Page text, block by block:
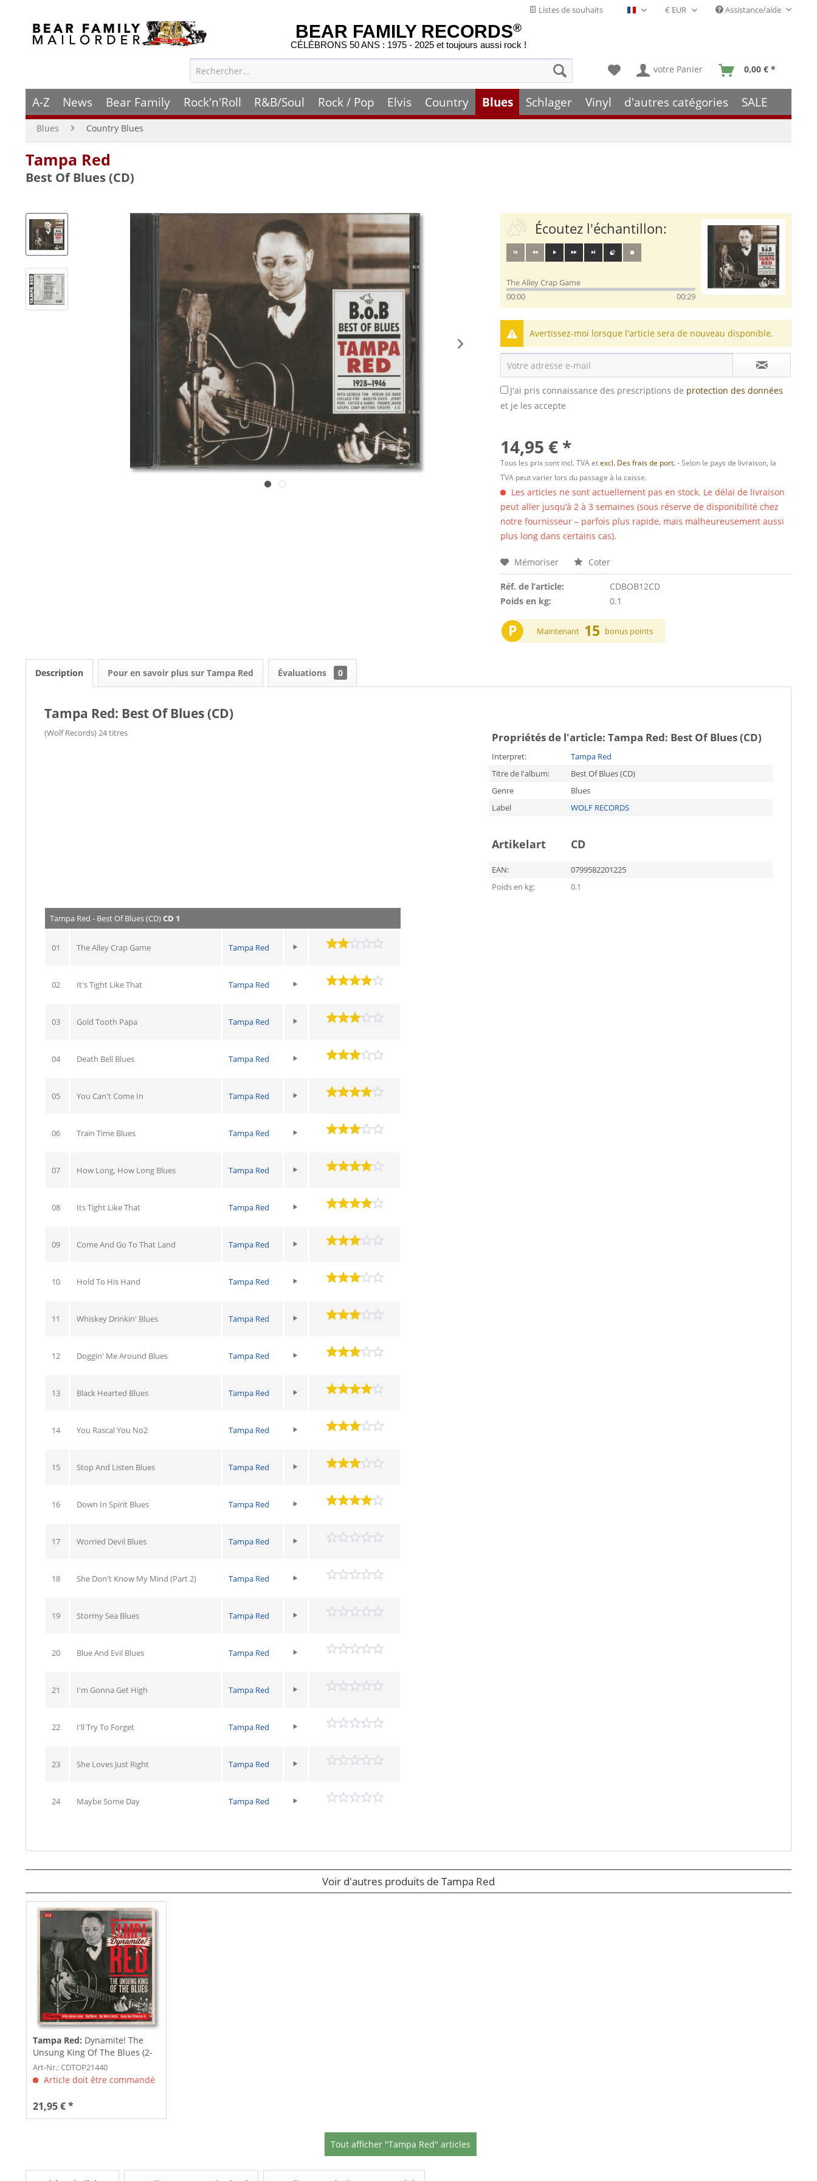
Listes de souhaits Français- FR Assistance/aide
BEAR FAMILY RECORDS®
CÉLÉBRONS 50 ANS : 1975 - 2025 et toujours aussi rock !
votre Panier 0,00 € *
A-Z News Bear Family Rock'n'Roll R&B/Soul Rock / Pop Elvis Country Blues Schlager Vinyl d'autres catégories SALE
Blues Country Blues
Tampa Red
Best Of Blues (CD)
Écoutez l'échantillon:
The Alley Crap Game
00:00
00:29
Avertissez-moi lorsque l'article sera de nouveau disponible.
J'ai pris connaissance des prescriptions de protection des données
et je les accepte
14,95 € *
Tous les prix sont incl. TVA etexcl. Des frais de port.- Selon le pays de livraison, la
TVA peut varier lors du passage à la caisse.
Les articles ne sont actuellement pas en stock. Le délai de livraison
peut aller jusqu’à 2 à 3 semaines (sous réserve de disponibilité chez
notre fournisseur – parfois plus rapide, mais malheureusement aussi
plus long dans certains cas).
Mémoriser Coter
Réf. de l’article:
CDBOB12CD
Poids en kg:
0.1
P Maintenant 15 bonus points
Description Pour en savoir plus sur Tampa Red Évaluations 0
Tampa Red: Best Of Blues (CD)
(Wolf Records) 24 titres Propriétés de l'article: Tampa Red: Best Of Blues (CD)
Interpret:
Tampa Red
Titre de l'album:
Best Of Blues (CD)
Genre
Blues
Label
WOLF RECORDS
Artikelart CD
EAN:
0799582201225
Poids en kg:
0.1
Tampa Red - Best Of Blues (CD)CD 1
01 The Alley Crap Game Tampa Red
02 It's Tight Like That Tampa Red
03 Gold Tooth Papa Tampa Red
04 Death Bell Blues Tampa Red
05 You Can't Come In Tampa Red
06 Train Time Blues Tampa Red
07 How Long, How Long Blues Tampa Red
08 Its Tight Like That Tampa Red
09 Come And Go To That Land Tampa Red
10 Hold To His Hand Tampa Red
11 Whiskey Drinkin' Blues Tampa Red
12 Doggin' Me Around Blues Tampa Red
13 Black Hearted Blues Tampa Red
14 You Rascal You No2 Tampa Red
15 Stop And Listen Blues Tampa Red
16 Down In Spirit Blues Tampa Red
17 Worried Devil Blues Tampa Red
18 She Don't Know My Mind (Part 2) Tampa Red
19 Stormy Sea Blues Tampa Red
20 Blue And Evil Blues Tampa Red
21 I'm Gonna Get High Tampa Red
22 I'll Try To Forget Tampa Red
23 She Loves Just Right Tampa Red
24 Maybe Some Day Tampa Red
Voir d'autres produits de Tampa Red
Tampa Red: Dynamite! The
Unsung King Of The Blues (2-
CD)
Art-Nr.: CDTOP21440
Article doit être commandé
21,95 € *
Tout afficher "Tampa Red" articles